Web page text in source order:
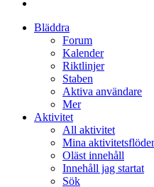
Bläddra
Forum
Kalender
Riktlinjer
Staben
Aktiva användare
Mer
Aktivitet
All aktivitet
Mina
Oläst innehåll
Innehåll jag startat
Sök